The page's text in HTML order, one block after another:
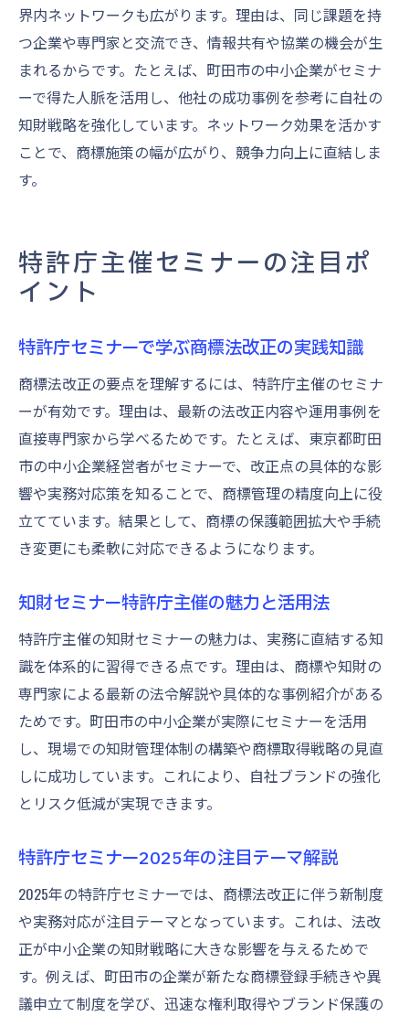
界内ネットワークも広がります。理由は、同じ課題を持
つ企業や専門家と交流でき、情報共有や協業の機会が生
まれるからです。たとえば、町田市の中小企業がセミナ
ーで得た人脈を活用し、他社の成功事例を参考に自社の
知財戦略を強化しています。ネットワーク効果を活かす
ことで、商標施策の幅が広がり、競争力向上に直結しま
す。
特許庁主催セミナーの注目ポ
イント
特許庁セミナーで学ぶ商標法改正の実践知識
商標法改正の要点を理解するには、特許庁主催のセミナ
ーが有効です。理由は、最新の法改正内容や運用事例を
直接専門家から学べるためです。たとえば、東京都町田
市の中小企業経営者がセミナーで、改正点の具体的な影
響や実務対応策を知ることで、商標管理の精度向上に役
立てています。結果として、商標の保護範囲拡大や手続
き変更にも柔軟に対応できるようになります。
知財セミナー特許庁主催の魅力と活用法
特許庁主催の知財セミナーの魅力は、実務に直結する知
識を体系的に習得できる点です。理由は、商標や知財の
専門家による最新の法令解説や具体的な事例紹介がある
ためです。町田市の中小企業が実際にセミナーを活用
し、現場での知財管理体制の構築や商標取得戦略の見直
しに成功しています。これにより、自社ブランドの強化
とリスク低減が実現できます。
特許庁セミナー2025年の注目テーマ解説
2025年の特許庁セミナーでは、商標法改正に伴う新制度
や実務対応が注目テーマとなっています。これは、法改
正が中小企業の知財戦略に大きな影響を与えるためで
す。例えば、町田市の企業が新たな商標登録手続きや異
議申立て制度を学び、迅速な権利取得やブランド保護の